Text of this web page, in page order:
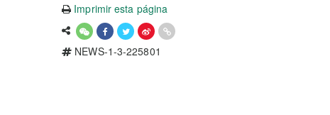
Imprimir esta página
NEWS-1-3-225801